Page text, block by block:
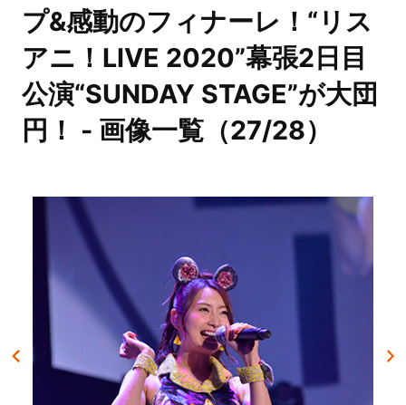
プ&感動のフィナーレ！“リス
アニ！LIVE 2020”幕張2日目
公演“SUNDAY STAGE”が大団
円！ - 画像一覧（27/28）